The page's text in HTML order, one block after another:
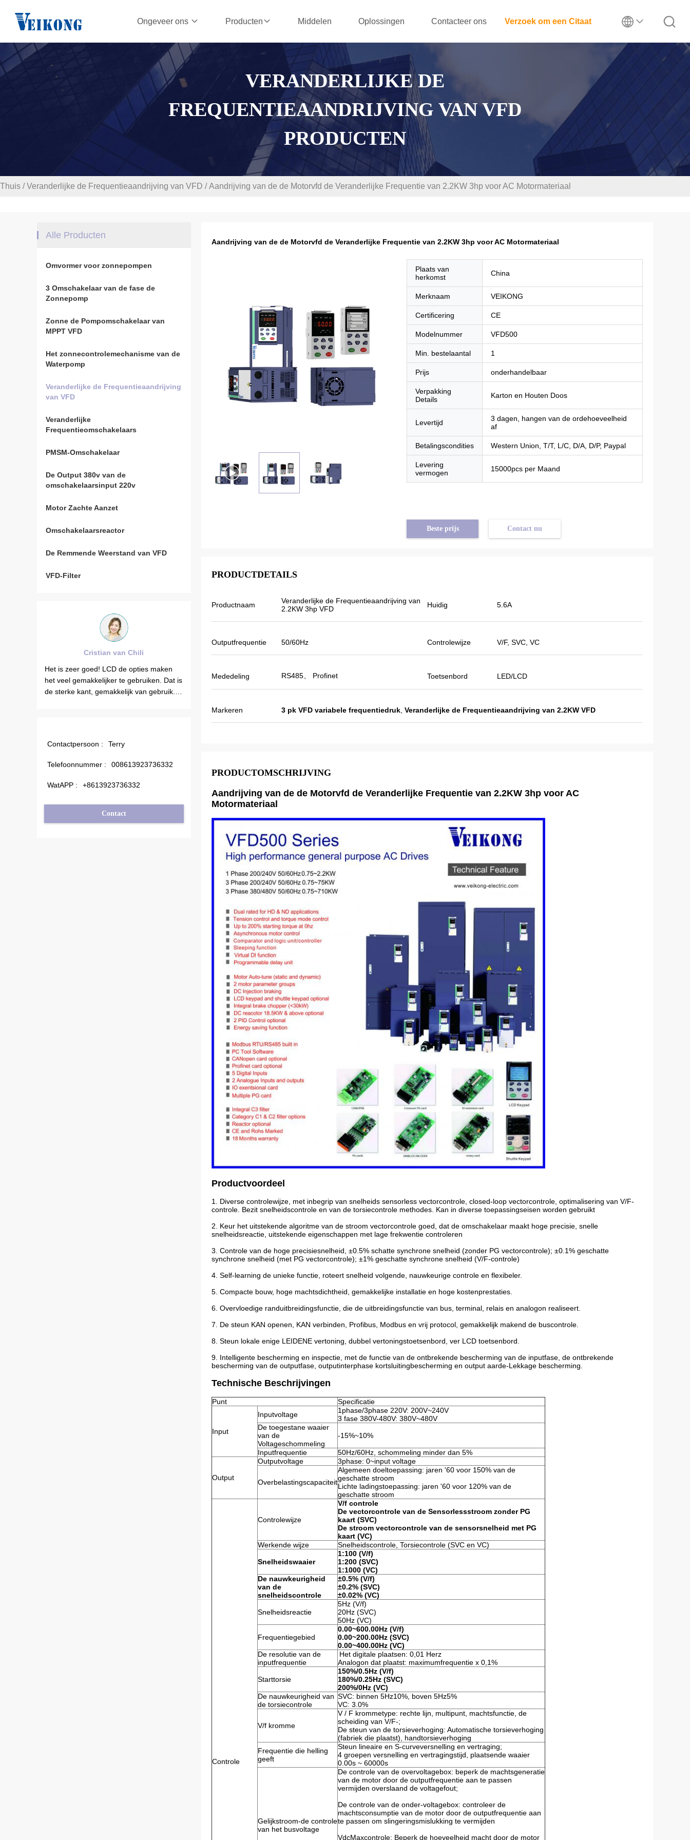
Ongeveer ons Producten Middelen Oplossingen Contacteer ons Verzoek om een Citaat
VERANDERLIJKE DE
FREQUENTIEAANDRIJVING VAN VFD
PRODUCTEN
Thuis / Veranderlijke de Frequentieaandrijving van VFD / Aandrijving van de de Motorvfd de Veranderlijke Frequentie van 2.2KW 3hp voor AC Motormateriaal
Alle Producten
Omvormer voor zonnepompen
3 Omschakelaar van de fase de
Zonnepomp
Zonne de Pompomschakelaar van
MPPT VFD
Het zonnecontrolemechanisme van de
Waterpomp
Veranderlijke de Frequentieaandrijving
van VFD
Veranderlijke
Frequentieomschakelaars
PMSM-Omschakelaar
De Output 380v van de
omschakelaarsinput 220v
Motor Zachte Aanzet
Omschakelaarsreactor
De Remmende Weerstand van VFD
VFD-Filter
Cristian van Chili
is zeer goed! LCD de opties maken
veel gemakkelijker te gebruiken. Dat is
sterke kant, gemakkelijk van gebruik.
De de outputfrequentie van VEIKONG
VFD500 is stabiel wanneer anderen
schommelen. Ook is de outputstroom
outputfrequentie ook hoger zijn wat meer
energie kan besparen.
zonnepomp werkelijk in zeer goede
kwaliteit en wij bereidden ook sommige
voor. Wij gaan nieuwe orden spoedig
maken. Vorig jaar was er slechts één
Contactpersoon : Terry
Telefoonnummer : 008613923736332
WatAPP : +8613923736332
Contact
Aandrijving van de de Motorvfd de Veranderlijke Frequentie van 2.2KW 3hp voor AC Motormateriaal
Plaats van
herkomst
China
Merknaam VEIKONG
Certificering CE
Modelnummer VFD500
Min. bestelaantal 1
Prijs onderhandelbaar
Verpakking
Details
Karton en Houten Doos
Levertijd
3 dagen, hangen van de ordehoeveelheid
af
Betalingscondities Western Union, T/T, L/C, D/A, D/P, Paypal
Levering
vermogen
15000pcs per Maand
Beste prijs Contact nu
PRODUCTDETAILS
Productnaam
Veranderlijke de Frequentieaandrijving van
2.2KW 3hp VFD
Huidig 5.6A
Outputfrequentie 50/60Hz Controlewijze V/F, SVC, VC
Mededeling RS485、 Profinet Toetsenbord LED/LCD
Markeren 3 pk VFD variabele frequentiedruk Veranderlijke de Frequentieaandrijving van 2.2KW VFD
PRODUCTOMSCHRIJVING
Aandrijving van de de Motorvfd de Veranderlijke Frequentie van 2.2KW 3hp voor AC
Motormateriaal
Productvoordeel
1. Diverse controlewijze, met inbegrip van snelheids sensorless vectorcontrole, closed-loop vectorcontrole, optimalisering van V/F-
controle. Bezit snelheidscontrole en van de torsiecontrole methodes. Kan in diverse toepassingseisen worden gebruikt
2. Keur het uitstekende algoritme van de stroom vectorcontrole goed, dat de omschakelaar maakt hoge precisie, snelle
snelheidsreactie, uitstekende eigenschappen met lage frekwentie controleren
3. Controle van de hoge precisiesnelheid, ±0.5% schatte synchrone snelheid (zonder PG vectorcontrole); ±0.1% geschatte
synchrone snelheid (met PG vectorcontrole); ±1% geschatte synchrone snelheid (V/F-controle)
4. Self-learning de unieke functie, roteert snelheid volgende, nauwkeurige controle en flexibeler.
5. Compacte bouw, hoge machtsdichtheid, gemakkelijke installatie en hoge kostenprestaties.
6. Overvloedige randuitbreidingsfunctie, die de uitbreidingsfunctie van bus, terminal, relais en analogon realiseert.
7. De steun KAN openen, KAN verbinden, Profibus, Modbus en vrij protocol, gemakkelijk makend de buscontrole.
8. Steun lokale enige LEIDENE vertoning, dubbel vertoningstoetsenbord, ver LCD toetsenbord.
9. Intelligente bescherming en inspectie, met de functie van de ontbrekende bescherming van de inputfase, de ontbrekende
bescherming van de outputfase, outputinterphase kortsluitingbescherming en output aarde-Lekkage bescherming.
Technische Beschrijvingen
Punt Specificatie
Input
Inputvoltage
1phase/3phase 220V: 200V~240V
3 fase 380V-480V: 380V~480V
De toegestane waaier
van de
Voltageschommeling
-15%~10%
Inputfrequentie 50Hz/60Hz, schommeling minder dan 5%
Output
Outputvoltage 3phase: 0~input voltage
Overbelastingscapaciteit
Algemeen doeltoepassing: jaren '60 voor 150% van de
geschatte stroom
Lichte ladingstoepassing: jaren '60 voor 120% van de
geschatte stroom
Controle
Controlewijze
V/f controle
De vectorcontrole van de Sensorlessstroom zonder PG
kaart (SVC)
De stroom vectorcontrole van de sensorsnelheid met PG
kaart (VC)
Werkende wijze
Snelheidscontrole, Torsiecontrole (SVC en VC)
Snelheidswaaier
1:100 (V/f)
1:200 (SVC)
1:1000 (VC)
De nauwkeurigheid
van de
snelheidscontrole
±0.5% (V/f)
±0.2% (SVC)
±0.02% (VC)
Snelheidsreactie
5Hz (V/f)
20Hz (SVC)
50Hz (VC)
Frequentiegebied
0.00~600.00Hz (V/f)
0.00~200.00Hz (SVC)
0.00~400.00Hz (VC)
De resolutie van de
inputfrequentie
Het digitale plaatsen: 0,01 Herz
Analogon dat plaatst: maximumfrequentie x 0,1%
Starttorsie
150%/0.5Hz (V/f)
180%/0.25Hz (SVC)
200%/0Hz (VC)
De nauwkeurigheid van
de torsiecontrole
SVC: binnen 5Hz10%, boven 5Hz5%
VC: 3.0%
V/f kromme
V / F krommetype: rechte lijn, multipunt, machtsfunctie, de
scheiding van V/F-;
De steun van de torsieverhoging: Automatische torsieverhoging
(fabriek die plaatst), handtorsieverhoging
Frequentie die helling
geeft
Steun lineaire en S-curveversnelling en vertraging;
4 groepen versnelling en vertragingstijd, plaatsende waaier
0.00s ~ 60000s
Gelijkstroom-de controle
van het busvoltage
De controle van de overvoltagebox: beperk de machtsgeneratie
van de motor door de outputfrequentie aan te passen
vermijden overslaand de voltagefout;
De controle van de onder-voltagebox: controleer de
machtsconsumptie van de motor door de outputfrequentie aan
te passen om slingeringsmislukking te vermijden
VdcMaxcontrole: Beperk de hoeveelheid macht door de motor